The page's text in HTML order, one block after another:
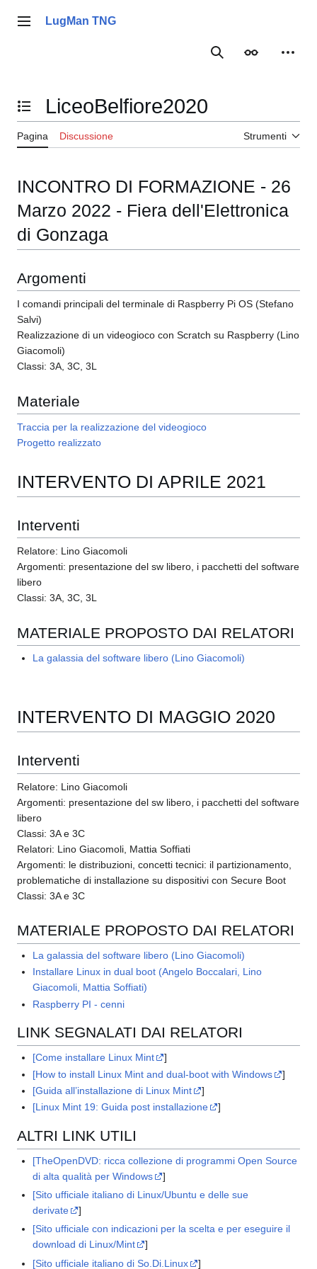
Menu principale
LugMan TNG
RicercaAspetto
Mostra/Nascondi l'indice
LiceoBelfiore2020
Pagina Discussione Strumenti
INCONTRO DI FORMAZIONE - 26
Marzo 2022 - Fiera dell'Elettronica
di Gonzaga
Argomenti
I comandi principali del terminale di Raspberry Pi OS (Stefano
Salvi)
Realizzazione di un videogioco con Scratch su Raspberry (Lino
Giacomoli)
Classi: 3A, 3C, 3L
Materiale
Traccia per la realizzazione del videogioco
Progetto realizzato
INTERVENTO DI APRILE 2021
Interventi
Relatore: Lino Giacomoli
Argomenti: presentazione del sw libero, i pacchetti del software
libero
Classi: 3A, 3C, 3L
MATERIALE PROPOSTO DAI RELATORI
La galassia del software libero (Lino Giacomoli)
INTERVENTO DI MAGGIO 2020
Interventi
Relatore: Lino Giacomoli
Argomenti: presentazione del sw libero, i pacchetti del software
libero
Classi: 3A e 3C
Relatori: Lino Giacomoli, Mattia Soffiati
Argomenti: le distribuzioni, concetti tecnici: il partizionamento,
problematiche di installazione su dispositivi con Secure Boot
Classi: 3A e 3C
MATERIALE PROPOSTO DAI RELATORI
La galassia del software libero (Lino Giacomoli)
Installare Linux in dual boot (Angelo Boccalari, Lino
Giacomoli, Mattia Soffiati)
Raspberry PI - cenni
LINK SEGNALATI DAI RELATORI
[Come installare Linux Mint
]
[How to install Linux Mint and dual-boot with Windows
]
[Guida all’installazione di Linux Mint
]
[Linux Mint 19: Guida post installazione
]
ALTRI LINK UTILI
[TheOpenDVD: ricca collezione di programmi Open Source
di alta qualità per Windows
]
[Sito ufficiale italiano di Linux/Ubuntu e delle sue
derivate
]
[Sito ufficiale con indicazioni per la scelta e per eseguire il
download di Linux/Mint
]
[Sito ufficiale italiano di So.Di.Linux
]